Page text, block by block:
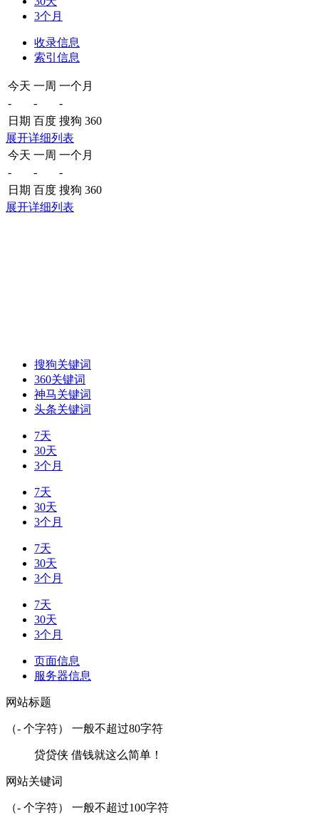
3个月
收录信息
索引信息
今天 一周 一个月
-
-
-
日期 百度 搜狗 360
展开详细列表
今天 一周 一个月
-
-
-
日期 百度 搜狗 360
展开详细列表
搜狗关键词
360关键词
神马关键词
头条关键词
7天
30天
3个月
7天
30天
3个月
7天
30天
3个月
7天
30天
3个月
页面信息
服务器信息
网站标题
（- 个字符） 一般不超过80字符
贷贷侠 借钱就这么简单！
网站关键词
（- 个字符） 一般不超过100字符